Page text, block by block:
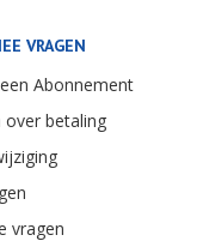
VRAGEN
Abonnement
over betaling
vragen